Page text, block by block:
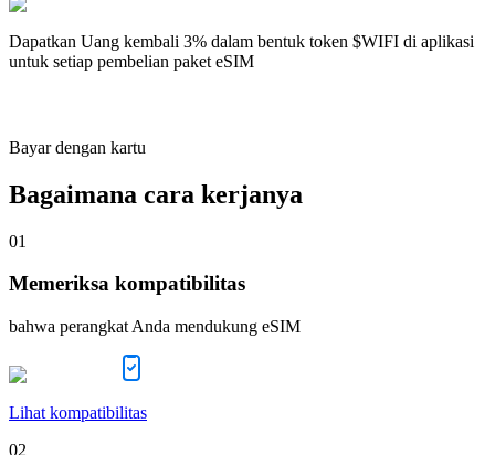
Dapatkan Uang kembali 3% dalam bentuk token $WIFI di aplikasi
untuk setiap pembelian paket eSIM
Bayar dengan kartu
Bagaimana cara kerjanya
01
Memeriksa kompatibilitas
bahwa perangkat Anda mendukung eSIM
Lihat kompatibilitas
02